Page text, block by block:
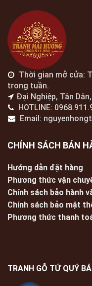
Thời gian mở cửa:
trong tuần.
Đại Nghiệp, Tân
HOTLINE:
Email:
CHÍNH SÁCH BÁN
Hướng dẫn đặt hàng
Phương thức vận
Chính sách bảo hành
Chính sách bảo mật
Phương thức thanh
TRANH GỖ TỨ QUÝ